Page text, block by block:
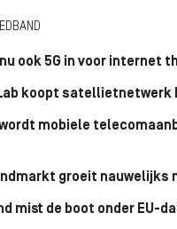
nu ook 5G in voor internet
koopt satellietnetwerk
mobiele
groeit nauwelijks
mist de boot onder EU-